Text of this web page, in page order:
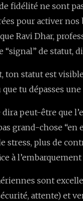
fidélité ne sont
pour activer nos
Ravi Dhar,
“signal” de statut,
ton statut est
tu dépasses
peut-être que
grand-chose “en
stress, plus de
à
sont
attente) et